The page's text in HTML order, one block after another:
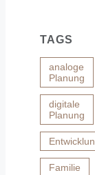
TAGS
analoge
Planung
digitale
Planung
Familie